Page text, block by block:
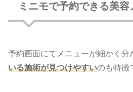
ミニモで予約できる美容
予約画面にてメニューが細かく分
いる施術が見つけやすいのも特徴